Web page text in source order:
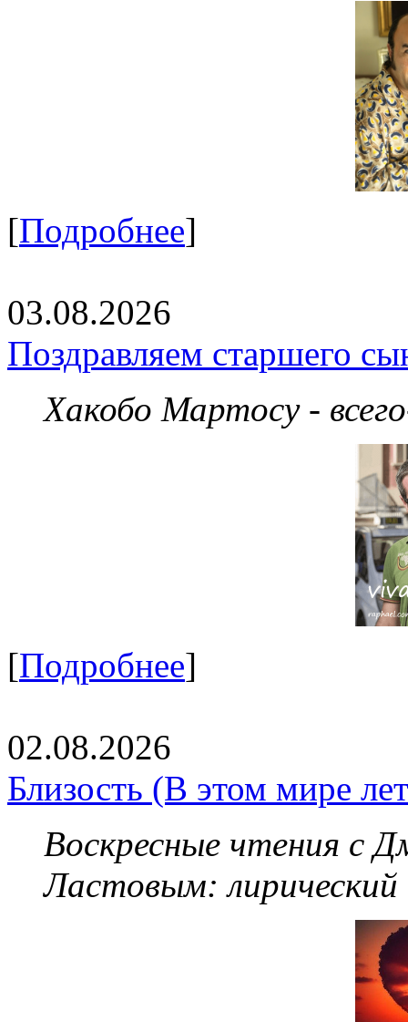
[Подробнее]
03.08.2026
Поздравляем старшего
Хакобо Мартосу -
[Подробнее]
02.08.2026
Близость (В этом мире
Воскресные чтения с
Ластовым: